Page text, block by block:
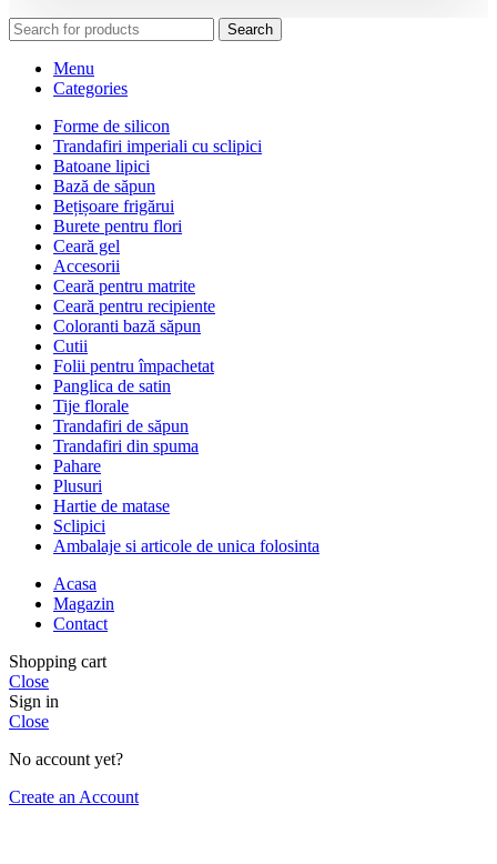
Search
Menu
Categories
Forme de silicon
Trandafiri imperiali cu sclipici
Batoane lipici
Bază de săpun
Bețișoare frigărui
Burete pentru flori
Ceară gel
Accesorii
Ceară pentru matrite
Ceară pentru recipiente
Coloranti bază săpun
Cutii
Folii pentru împachetat
Panglica de satin
Tije florale
Trandafiri de săpun
Trandafiri din spuma
Pahare
Plusuri
Hartie de matase
Sclipici
Ambalaje si articole de unica folosinta
Acasa
Magazin
Contact
Shopping cart
Close
Sign in
Close
No account yet?
Create an Account